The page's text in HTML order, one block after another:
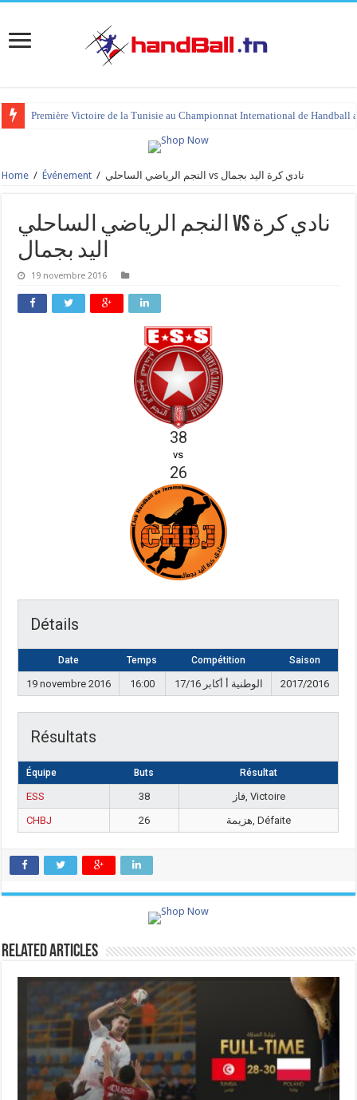
Première Victoire de la Tunisie au Championnat International de Handball
Home / Événement / النجم الرياضي الساحلي vs نادي كرة اليد بجمال
النجم الرياضي الساحلي vs نادي كرة
اليد بجمال
19 novembre 2016
38
vs
26
Détails
Date Temps Compétition Saison
19 novembre 2016 16:00 17/16 الوطنية أ أكابر 2017/2016
Résultats
Équipe Buts Résultat
ESS 38
فاز, Victoire
CHBJ
26 هزيمة, Défaite
Related Articles